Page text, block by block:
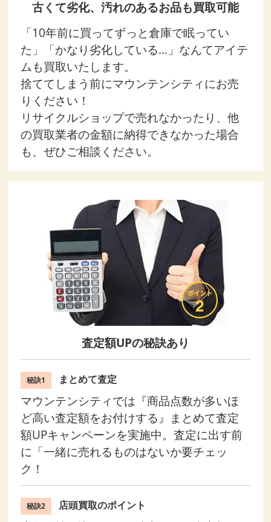
古くて劣化、汚れのあるお品も買取可能
「10年前に買ってずっと倉庫で眠ってい
た」「かなり劣化している…」なんてアイテ
ムも買取いたします。
捨ててしまう前にマウンテンシティにお売
りください！
リサイクルショップで売れなかったり、他
の買取業者の金額に納得できなかった場合
も、ぜひご相談ください。
査定額UPの秘訣あり
秘訣1 まとめて査定
マウンテンシティでは『商品点数が多いほ
ど高い査定額をお付けする』まとめて査定
額UPキャンペーンを実施中。査定に出す前
に「一緒に売れるものはないか要チェッ
ク！
秘訣2 店頭買取のポイント